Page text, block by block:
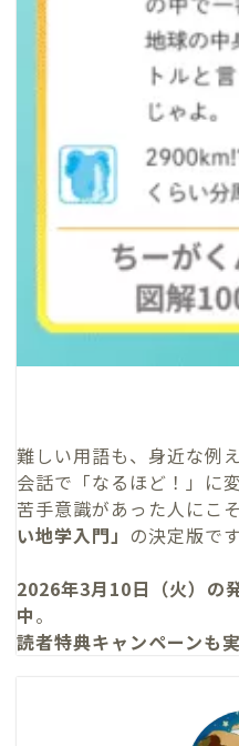
難しい用語も、身近な例
会話で「なるほど！」に変
苦手意識があった人にこ
い地学入門」 の決定版で
2026年3月10日（火）の
中。
読者特典キャンペーンも